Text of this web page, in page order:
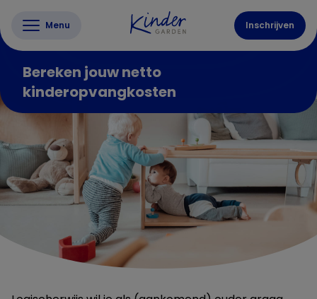
Menu Inschrijven
Bereken jouw netto
kinderopvangkosten